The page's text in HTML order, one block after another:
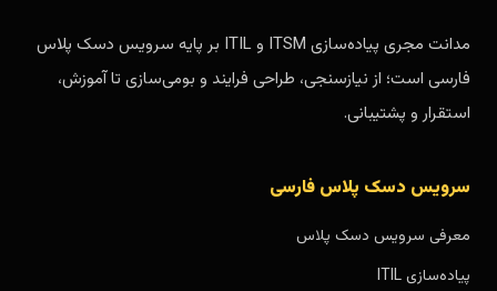
مدانت مجری پیاده‌سازی ITSM و ITIL بر پایه سرویس دسک پلاس
فارسی است؛ از نیازسنجی، طراحی فرایند و بومی‌سازی تا آموزش،
استقرار و پشتیبانی.
سرویس دسک پلاس فارسی
معرفی سرویس دسک پلاس
پیاده‌سازی ITIL